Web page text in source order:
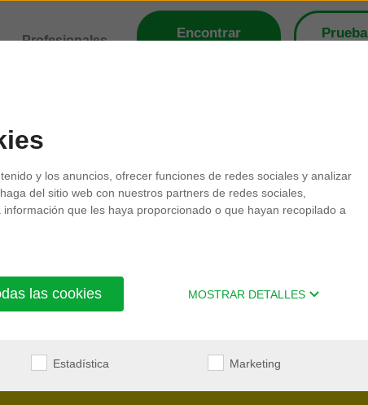
y los anuncios, ofrecer funciones de redes sociales y analizar
del sitio web con nuestros partners de redes sociales,
que les haya proporcionado o que hayan recopilado a
las cookies MOSTRAR DETALLES
Estadística Marketing
Profesionales
Encontrar